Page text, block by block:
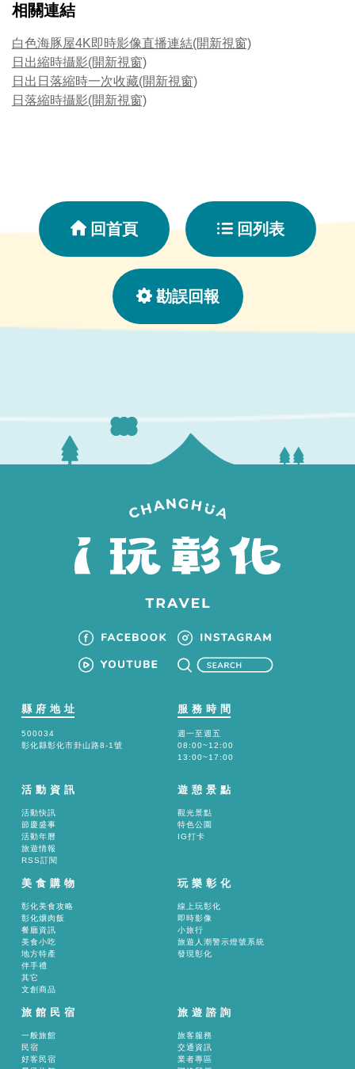
相關連結
白色海豚屋4K即時影像直播連結(開新視窗)
日出縮時攝影(開新視窗)
日出日落縮時一次收藏(開新視窗)
日落縮時攝影(開新視窗)
回首頁 回列表
勘誤回報
縣府地址
500034
彰化縣彰化市卦山路8-1號
服務時間
週一至週五
08:00~12:00
13:00~17:00
活動資訊
活動快訊
節慶盛事
活動年曆
旅遊情報
RSS訂閱
遊憩景點
觀光景點
特色公園
IG打卡
美食購物
彰化美食攻略
彰化爌肉飯
餐廳資訊
美食小吃
地方特產
伴手禮
其它
文創商品
玩樂彰化
線上玩彰化
即時影像
小旅行
旅遊人潮警示燈號系統
發現彰化
旅館民宿
一般旅館
民宿
好客民宿
旅遊諮詢
旅客服務
交通資訊
業者專區